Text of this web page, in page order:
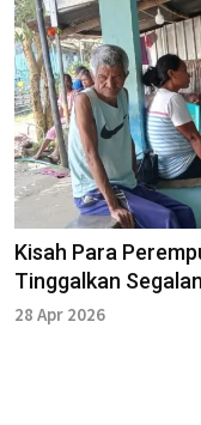
Kisah Para
Tinggalkan
28 Apr 2026